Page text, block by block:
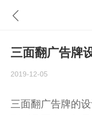
三面翻广告牌
2019-12-05
三面翻广告牌的